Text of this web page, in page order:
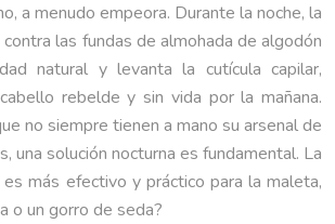
a menudo empeora. Durante la noche, la
las fundas de almohada de algodón
natural y levanta la cutícula capilar,
rebelde y sin vida por la mañana.
no siempre tienen a mano su arsenal de
una solución nocturna es fundamental. La
más efectivo y práctico para la maleta,
o un gorro de seda?